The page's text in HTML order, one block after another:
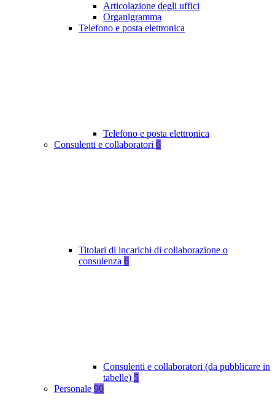
Articolazione degli uffici
Organigramma
Telefono e posta elettronica
Telefono e posta elettronica
Consulenti e collaboratori 6
Titolari di incarichi di collaborazione o
consulenza 6
Consulenti e collaboratori (da pubblicare in
tabelle) 5
Personale 90